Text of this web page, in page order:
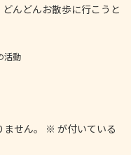
んどんお散歩に行こうと
活動
せん。 ※ が付いている